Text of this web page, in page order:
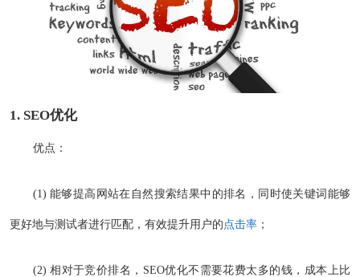
1. SEO优化
优点：
(1) 能够提高网站在自然搜索结果中的排名，同时使关键词能够
更好地与测试者进行匹配，有效提升用户的点击率；
(2) 相对于竞价排名，SEO优化不需要花费太多的钱，成本上比